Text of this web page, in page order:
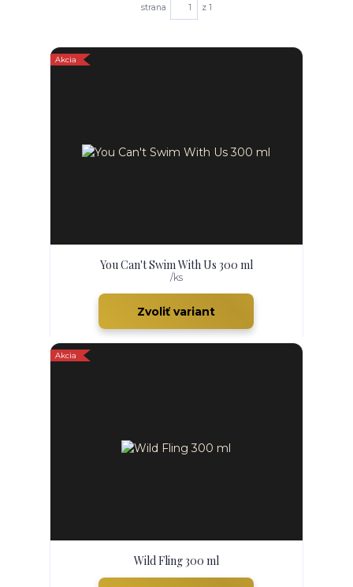
strana
z 1
Akcia
You Can't Swim With Us 300 ml
/ks
Zvoliť variant
Akcia
Wild Fling 300 ml